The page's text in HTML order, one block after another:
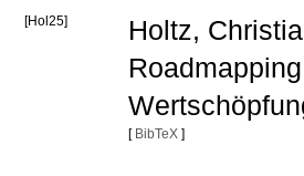
[Hol25]
Holtz,
[ BibTeX ]